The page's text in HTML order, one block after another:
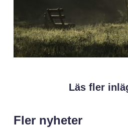
Läs fler
Fler nyheter